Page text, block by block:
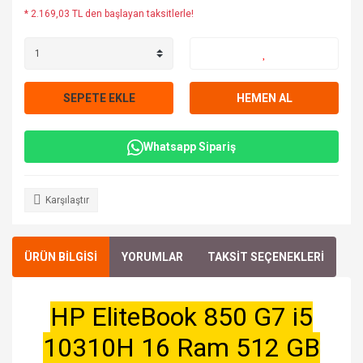
* 2.169,03 TL den başlayan taksitlerle!
SEPETE EKLE HEMEN AL
Whatsapp Sipariş
Karşılaştır
ÜRÜN BİLGİSİ YORUMLAR TAKSİT SEÇENEKLERİ
HP EliteBook 850 G7 i5
10310H 16 Ram 512 GB